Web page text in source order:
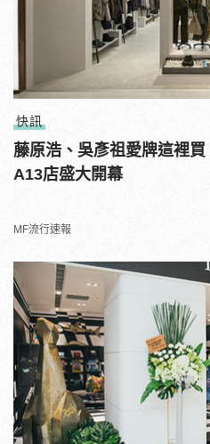
快訊
藤原浩、吳彥祖愛牌這裡
A13店盛大開幕
MF流行速報